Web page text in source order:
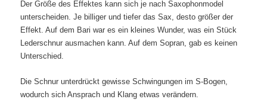
Der Größe des Effektes kann sich je nach Saxophonmodel
unterscheiden. Je billiger und tiefer das Sax, desto größer der
Effekt. Auf dem Bari war es ein kleines Wunder, was ein Stück
Lederschnur ausmachen kann. Auf dem Sopran, gab es keinen
Unterschied.
Die Schnur unterdrückt gewisse Schwingungen im S-Bogen,
wodurch sich Ansprach und Klang etwas verändern.